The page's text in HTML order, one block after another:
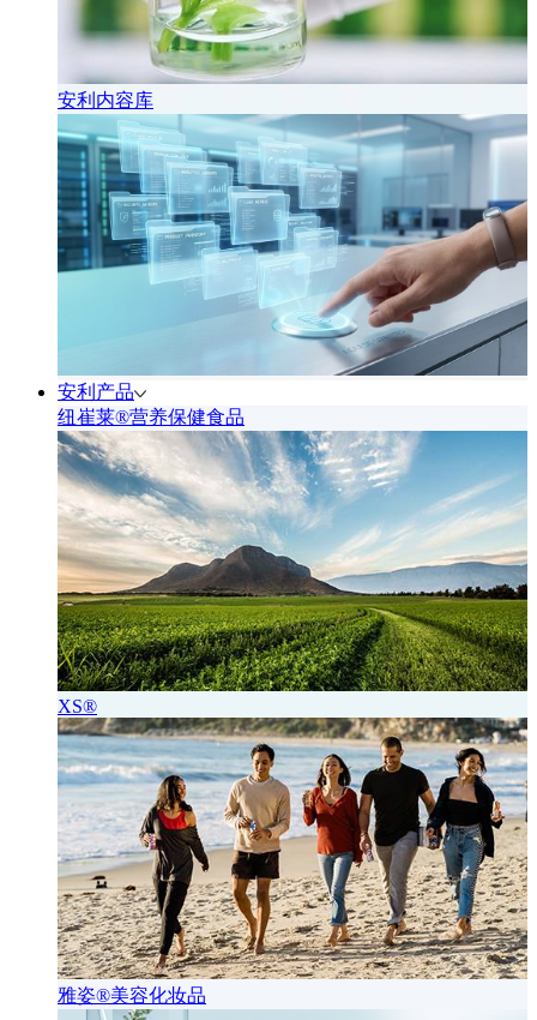
安利内容库
安利产品
纽崔莱®营养保健食品
XS®
雅姿®美容化妆品